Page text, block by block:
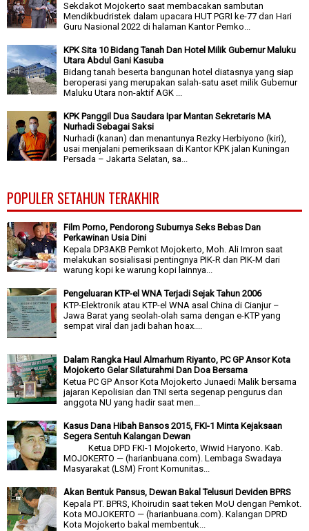
Sekdakot Mojokerto saat membacakan sambutan
Mendikbudristek dalam upacara HUT PGRI ke-77 dan Hari
Guru Nasional 2022 di halaman Kantor Pemko...
KPK Sita 10 Bidang Tanah Dan Hotel Milik Gubernur Maluku
Utara Abdul Gani Kasuba
Bidang tanah beserta bangunan hotel diatasnya yang siap
beroperasi yang merupakan salah-satu aset milik Gubernur
Maluku Utara non-aktif AGK ...
KPK Panggil Dua Saudara Ipar Mantan Sekretaris MA
Nurhadi Sebagai Saksi
Nurhadi (kanan) dan menantunya Rezky Herbiyono (kiri),
usai menjalani pemeriksaan di Kantor KPK jalan Kuningan
Persada – Jakarta Selatan, sa...
POPULER SETAHUN TERAKHIR
Film Porno, Pendorong Suburnya Seks Bebas Dan
Perkawinan Usia Dini
Kepala DP3AKB Pemkot Mojokerto, Moh. Ali Imron saat
melakukan sosialisasi pentingnya PIK-R dan PIK-M dari
warung kopi ke warung kopi lainnya...
Pengeluaran KTP-el WNA Terjadi Sejak Tahun 2006
KTP-Elektronik atau KTP-el WNA asal China di Cianjur –
Jawa Barat yang seolah-olah sama dengan e-KTP yang
sempat viral dan jadi bahan hoax....
Dalam Rangka Haul Almarhum Riyanto, PC GP Ansor Kota
Mojokerto Gelar Silaturahmi Dan Doa Bersama
Ketua PC GP Ansor Kota Mojokerto Junaedi Malik bersama
jajaran Kepolisian dan TNI serta segenap pengurus dan
anggota NU yang hadir saat men...
Kasus Dana Hibah Bansos 2015, FKI-1 Minta Kejaksaan
Segera Sentuh Kalangan Dewan
Ketua DPD FKI-1 Mojokerto, Wiwid Haryono. Kab.
MOJOKERTO — (harianbuana.com). Lembaga Swadaya
Masyarakat (LSM) Front Komunitas...
Akan Bentuk Pansus, Dewan Bakal Telusuri Deviden BPRS
Kepala PT. BPRS, Khoirudin saat teken MoU dengan Pemkot.
Kota MOJOKERTO — (harianbuana.com). Kalangan DPRD
Kota Mojokerto bakal membentuk...